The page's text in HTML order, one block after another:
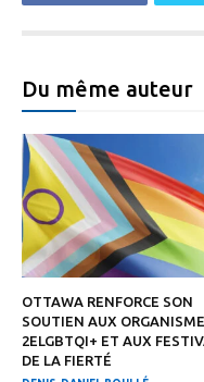
Du même auteur
OTTAWA RENFORCE SON
SOUTIEN AUX
2ELGBTQI+ ET AUX
DE LA FIERTÉ